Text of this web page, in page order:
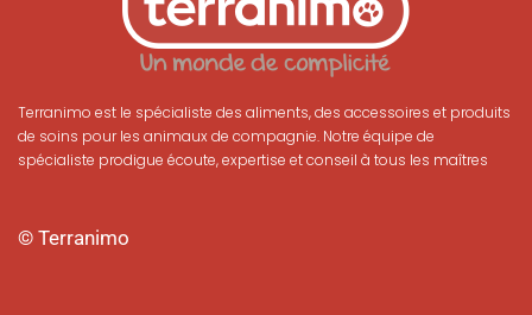
Terranimo est le spécialiste des aliments, des accessoires et produits
de soins pour les animaux de compagnie. Notre équipe de
spécialiste prodigue écoute, expertise et conseil à tous les maîtres
© Terranimo